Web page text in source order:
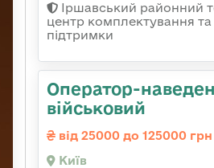
Іршавський районний
центр комплектування та
підтримки
Оператор-
військовий
від 25000 до 125000 грн
Київ